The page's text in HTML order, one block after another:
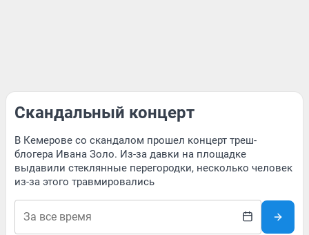
Скандальный концерт
В Кемерове со скандалом прошел концерт треш-
блогера Ивана Золо. Из-за давки на площадке
выдавили стеклянные перегородки, несколько человек
из-за этого травмировались